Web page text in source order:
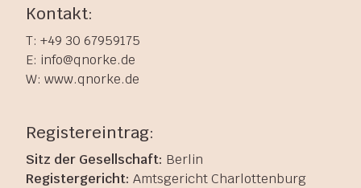
Kontakt:
T: +49 30 67959175
E: info@qnorke.de
W: www.qnorke.de
Registereintrag:
Sitz der Gesellschaft: Berlin
Registergericht: Amtsgericht Charlottenburg